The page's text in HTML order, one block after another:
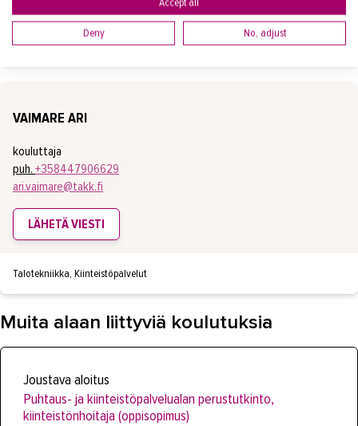
Talotekniikka, Kiinteistöpalvelut
VAIMARE ARI
kouluttaja
puh. +358447906629
ari.vaimare@takk.fi
LÄHETÄ VIESTI
Talotekniikka, Kiinteistöpalvelut
Muita alaan liittyviä koulutuksia
Joustava aloitus
Puhtaus- ja kiinteistöpalvelualan perustutkinto,
kiinteistönhoitaja (oppisopimus)
Deny No, adjust